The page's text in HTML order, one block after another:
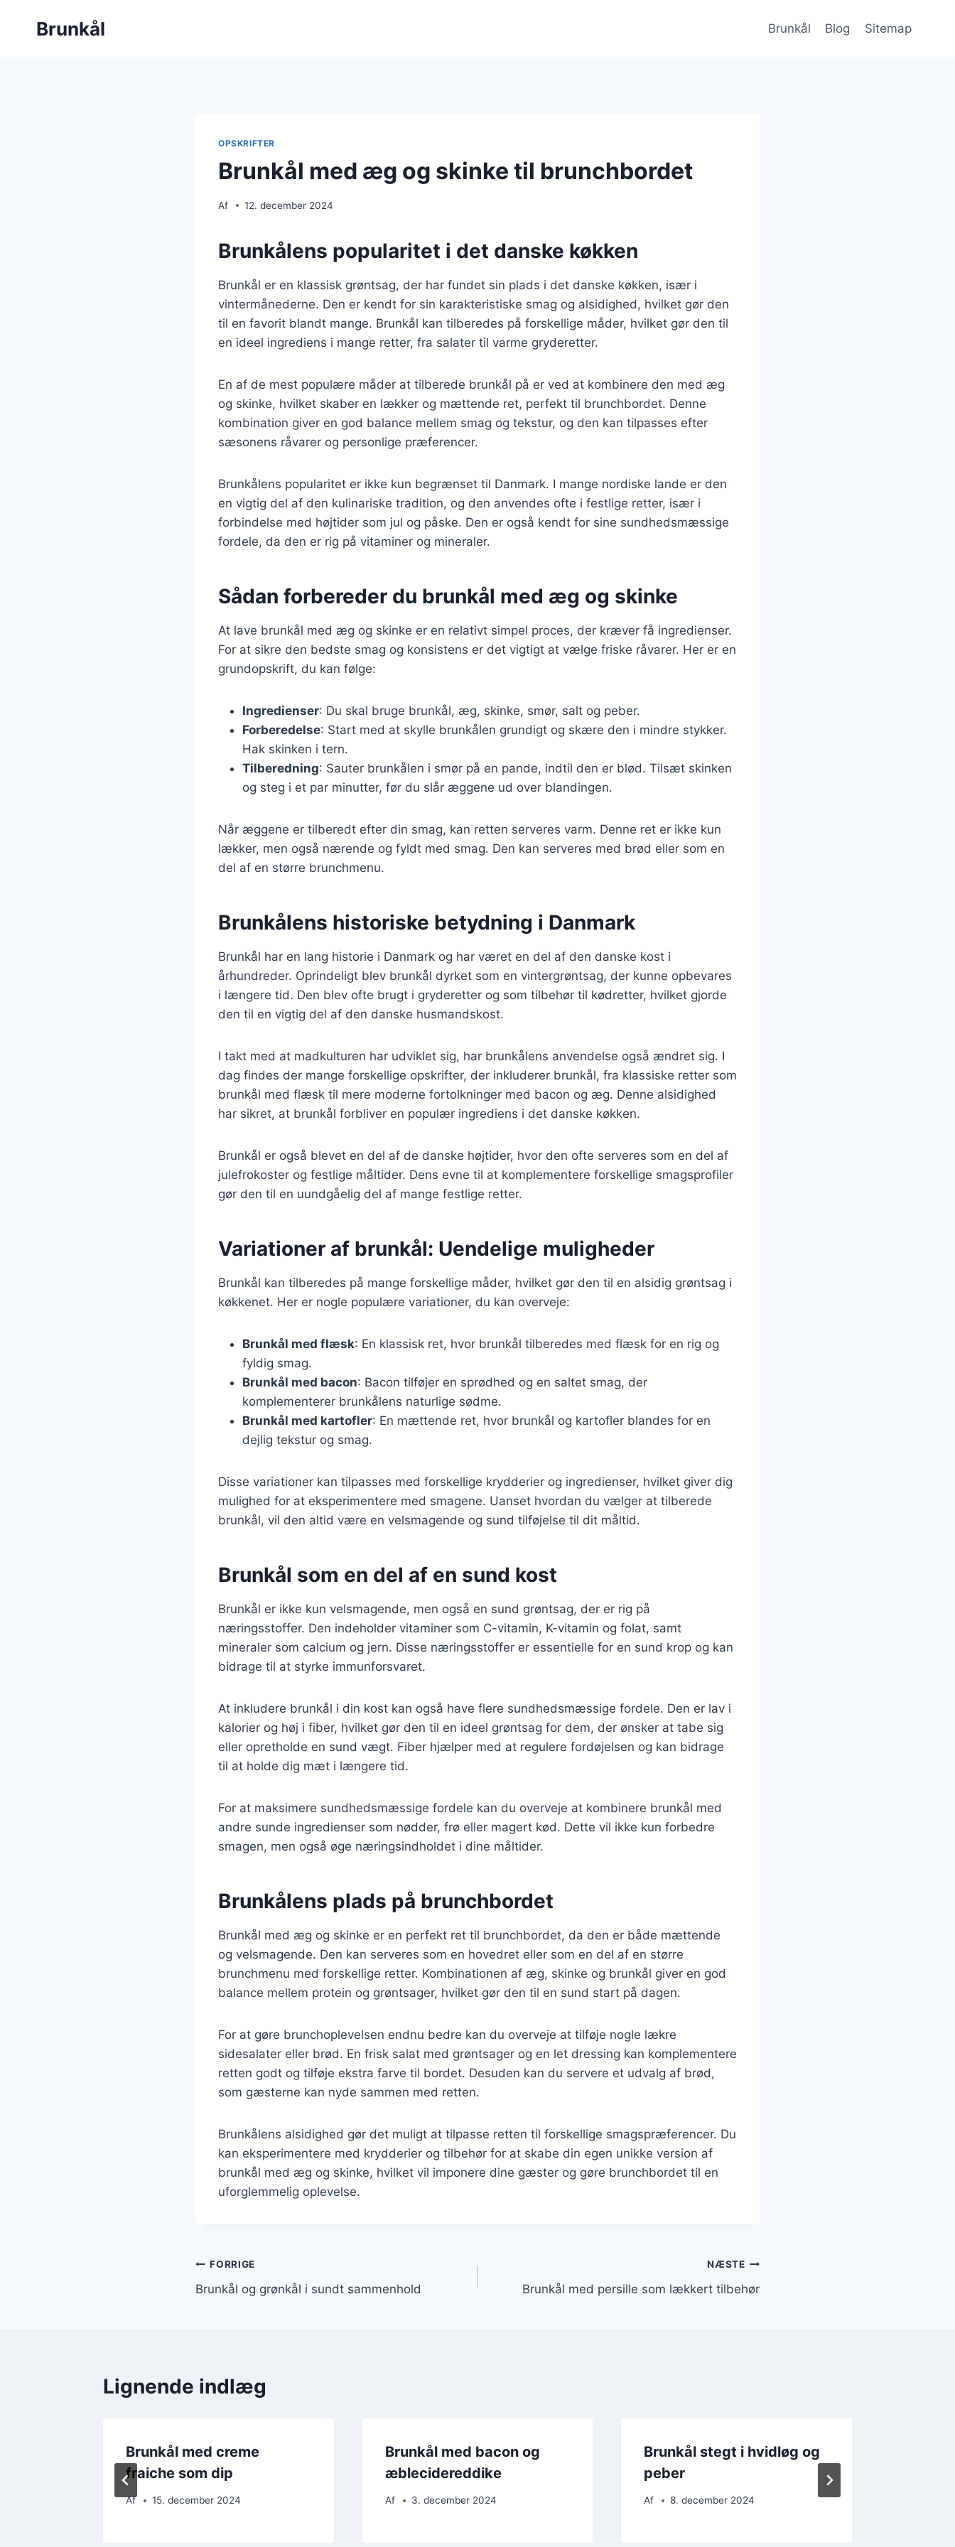
Brunkål Brunkål Blog Sitemap
OPSKRIFTER
Brunkål med æg og skinke til brunchbordet
Af 12. december 2024
Brunkålens popularitet i det danske køkken
Brunkål er en klassisk grøntsag, der har fundet sin plads i det danske køkken, især i
vintermånederne. Den er kendt for sin karakteristiske smag og alsidighed, hvilket gør den
til en favorit blandt mange. Brunkål kan tilberedes på forskellige måder, hvilket gør den til
en ideel ingrediens i mange retter, fra salater til varme gryderetter.
En af de mest populære måder at tilberede brunkål på er ved at kombinere den med æg
og skinke, hvilket skaber en lækker og mættende ret, perfekt til brunchbordet. Denne
kombination giver en god balance mellem smag og tekstur, og den kan tilpasses efter
sæsonens råvarer og personlige præferencer.
Brunkålens popularitet er ikke kun begrænset til Danmark. I mange nordiske lande er den
en vigtig del af den kulinariske tradition, og den anvendes ofte i festlige retter, især i
forbindelse med højtider som jul og påske. Den er også kendt for sine sundhedsmæssige
fordele, da den er rig på vitaminer og mineraler.
Sådan forbereder du brunkål med æg og skinke
At lave brunkål med æg og skinke er en relativt simpel proces, der kræver få ingredienser.
For at sikre den bedste smag og konsistens er det vigtigt at vælge friske råvarer. Her er en
grundopskrift, du kan følge:
Ingredienser: Du skal bruge brunkål, æg, skinke, smør, salt og peber.
Forberedelse: Start med at skylle brunkålen grundigt og skære den i mindre stykker.
Hak skinken i tern.
Tilberedning: Sauter brunkålen i smør på en pande, indtil den er blød. Tilsæt skinken
og steg i et par minutter, før du slår æggene ud over blandingen.
Når æggene er tilberedt efter din smag, kan retten serveres varm. Denne ret er ikke kun
lækker, men også nærende og fyldt med smag. Den kan serveres med brød eller som en
del af en større brunchmenu.
Brunkålens historiske betydning i Danmark
Brunkål har en lang historie i Danmark og har været en del af den danske kost i
århundreder. Oprindeligt blev brunkål dyrket som en vintergrøntsag, der kunne opbevares
i længere tid. Den blev ofte brugt i gryderetter og som tilbehør til kødretter, hvilket gjorde
den til en vigtig del af den danske husmandskost.
I takt med at madkulturen har udviklet sig, har brunkålens anvendelse også ændret sig. I
dag findes der mange forskellige opskrifter, der inkluderer brunkål, fra klassiske retter som
brunkål med flæsk til mere moderne fortolkninger med bacon og æg. Denne alsidighed
har sikret, at brunkål forbliver en populær ingrediens i det danske køkken.
Brunkål er også blevet en del af de danske højtider, hvor den ofte serveres som en del af
julefrokoster og festlige måltider. Dens evne til at komplementere forskellige smagsprofiler
gør den til en uundgåelig del af mange festlige retter.
Variationer af brunkål: Uendelige muligheder
Brunkål kan tilberedes på mange forskellige måder, hvilket gør den til en alsidig grøntsag i
køkkenet. Her er nogle populære variationer, du kan overveje:
Brunkål med flæsk: En klassisk ret, hvor brunkål tilberedes med flæsk for en rig og
fyldig smag.
Brunkål med bacon: Bacon tilføjer en sprødhed og en saltet smag, der
komplementerer brunkålens naturlige sødme.
Brunkål med kartofler: En mættende ret, hvor brunkål og kartofler blandes for en
dejlig tekstur og smag.
Disse variationer kan tilpasses med forskellige krydderier og ingredienser, hvilket giver dig
mulighed for at eksperimentere med smagene. Uanset hvordan du vælger at tilberede
brunkål, vil den altid være en velsmagende og sund tilføjelse til dit måltid.
Brunkål som en del af en sund kost
Brunkål er ikke kun velsmagende, men også en sund grøntsag, der er rig på
næringsstoffer. Den indeholder vitaminer som C-vitamin, K-vitamin og folat, samt
mineraler som calcium og jern. Disse næringsstoffer er essentielle for en sund krop og kan
bidrage til at styrke immunforsvaret.
At inkludere brunkål i din kost kan også have flere sundhedsmæssige fordele. Den er lav i
kalorier og høj i fiber, hvilket gør den til en ideel grøntsag for dem, der ønsker at tabe sig
eller opretholde en sund vægt. Fiber hjælper med at regulere fordøjelsen og kan bidrage
til at holde dig mæt i længere tid.
For at maksimere sundhedsmæssige fordele kan du overveje at kombinere brunkål med
andre sunde ingredienser som nødder, frø eller magert kød. Dette vil ikke kun forbedre
smagen, men også øge næringsindholdet i dine måltider.
Brunkålens plads på brunchbordet
Brunkål med æg og skinke er en perfekt ret til brunchbordet, da den er både mættende
og velsmagende. Den kan serveres som en hovedret eller som en del af en større
brunchmenu med forskellige retter. Kombinationen af æg, skinke og brunkål giver en god
balance mellem protein og grøntsager, hvilket gør den til en sund start på dagen.
For at gøre brunchoplevelsen endnu bedre kan du overveje at tilføje nogle lækre
sidesalater eller brød. En frisk salat med grøntsager og en let dressing kan komplementere
retten godt og tilføje ekstra farve til bordet. Desuden kan du servere et udvalg af brød,
som gæsterne kan nyde sammen med retten.
Brunkålens alsidighed gør det muligt at tilpasse retten til forskellige smagspræferencer. Du
kan eksperimentere med krydderier og tilbehør for at skabe din egen unikke version af
brunkål med æg og skinke, hvilket vil imponere dine gæster og gøre brunchbordet til en
uforglemmelig oplevelse.
Indlægsnavigation
FORRIGE
Brunkål og grønkål i sundt sammenhold
NÆSTE
Brunkål med persille som lækkert tilbehør
Lignende indlæg
Brunkål med creme
fraiche som dip
Af 15. december 2024
Brunkål med bacon og
æblecidereddike
Af 3. december 2024
Brunkål stegt i hvidløg og
peber
Af 8. december 2024